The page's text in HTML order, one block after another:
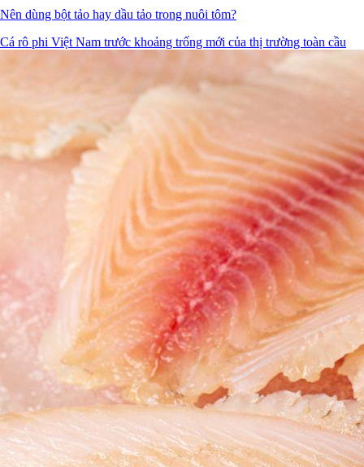
Nên dùng bột tảo hay dầu tảo trong nuôi tôm?
Cá rô phi Việt Nam trước khoảng trống mới của thị trường toàn cầu